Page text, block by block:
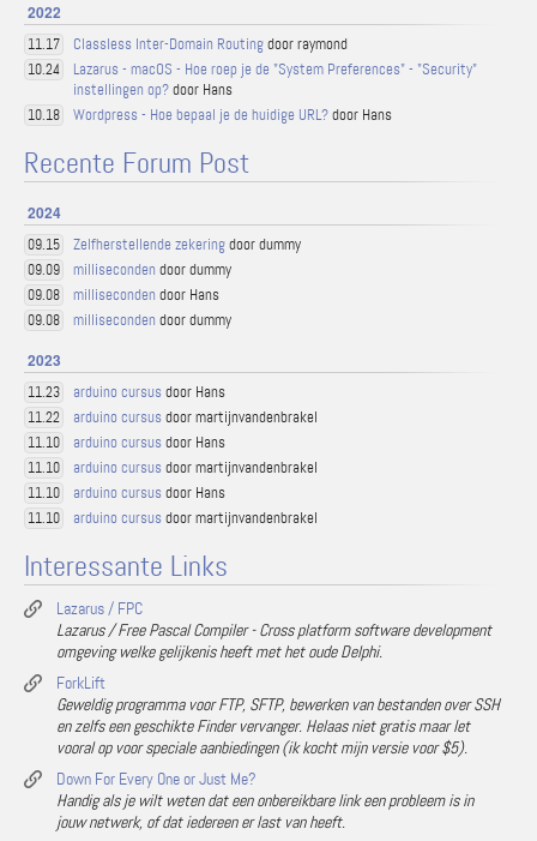
2022
11.17 Classless Inter-Domain Routingdoor raymond
10.24
Lazarus - macOS - Hoe roep je de "System Preferences" - "Security"
instellingen op?door Hans
10.18 Wordpress - Hoe bepaal je de huidige URL?door Hans
Recente Forum Post
2024
09.15 Zelfherstellende zekeringdoor dummy
09.09 milliseconden door dummy
09.08 milliseconden door Hans
09.08 milliseconden door dummy
2023
11.23 arduino cursus door Hans
11.22 arduino cursus door martijnvandenbrakel
11.10 arduino cursus door Hans
11.10 arduino cursus door martijnvandenbrakel
11.10 arduino cursus door Hans
11.10 arduino cursus door martijnvandenbrakel
Interessante Links
Lazarus / FPC
Lazarus / Free Pascal Compiler - Cross platform software development
omgeving welke gelijkenis heeft met het oude Delphi.
ForkLift
Geweldig programma voor FTP, SFTP, bewerken van bestanden over SSH
en zelfs een geschikte Finder vervanger. Helaas niet gratis maar let
vooral op voor speciale aanbiedingen (ik kocht mijn versie voor $5).
Down For Every One or Just Me?
Handig als je wilt weten dat een onbereikbare link een probleem is in
jouw netwerk, of dat iedereen er last van heeft.